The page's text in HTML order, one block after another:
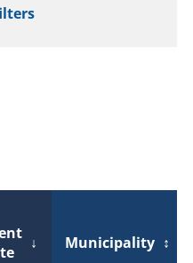
↓ Municipality ↕